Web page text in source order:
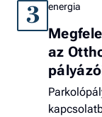
3 energia
az